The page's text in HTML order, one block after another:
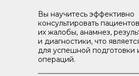
Вы научитесь эффективно
консультировать
их жалобы, анамнез,
и диагностики, что
для успешной подготовки
операций.